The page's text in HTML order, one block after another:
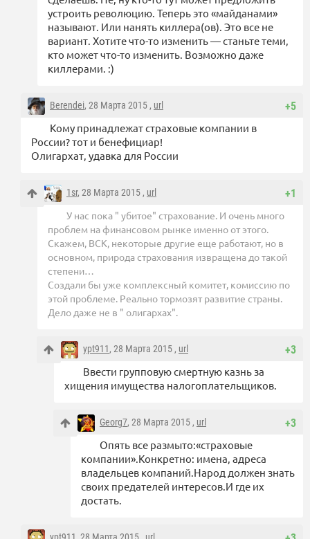
устроить революцию. Теперь это «майданами»
называют. Или нанять киллера(ов). Это все не
вариант. Хотите что-то изменить — станьте теми,
кто может что-то изменить. Возможно даже
киллерами. :)
+5
Berendei, 28 Марта 2015 , url
Кому принадлежат страховые компании в
России? тот и бенефициар!
Олигархат, удавка для России
+1
1sr, 28 Марта 2015 , url
У нас пока " убитое" страхование. И очень много
проблем на финансовом рынке именно от этого.
Скажем, ВСК, некоторые другие еще работают, но в
основном, природа страхования извращена до такой
степени…
Создали бы уже комплексный комитет, комиссию по
этой проблеме. Реально тормозят развитие страны.
Дело даже не в " олигархах".
+3
ypt911, 28 Марта 2015 , url
Ввести групповую смертную казнь за
хищения имущества налогоплательщиков.
+3
Georg7, 28 Марта 2015 , url
Опять все размыто:«страховые
компании».Конкретно: имена, адреса
владельцев компаний.Народ должен знать
своих предателей интересов.И где их
достать.